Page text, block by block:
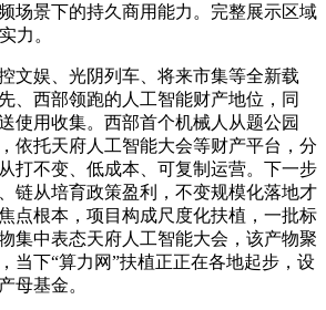
场景下的持久商用能力。完整展示区域
力。
娱、光阴列车、将来市集等全新载
、西部领跑的人工智能财产地位，同
使用收集。西部首个机械人从题公园
托天府人工智能大会等财产平台，分
打不变、低成本、可复制运营。下一步
链从培育政策盈利，不变规模化落地才
点根本，项目构成尺度化扶植，一批标
集中表态天府人工智能大会，该产物聚
当下“算力网”扶植正正在各地起步，设
母基金。